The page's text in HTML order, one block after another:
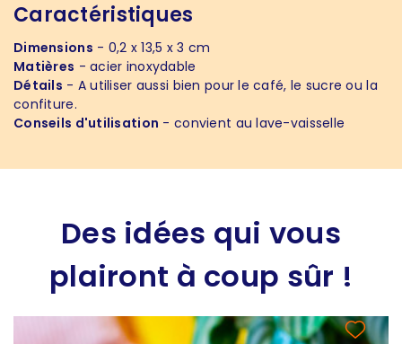
Caractéristiques
Dimensions - 0,2 x 13,5 x 3 cm
Matières - acier inoxydable
Détails - A utiliser aussi bien pour le café, le sucre ou la
confiture.
Conseils d'utilisation - convient au lave-vaisselle
Des idées qui vous
plairont à coup sûr !